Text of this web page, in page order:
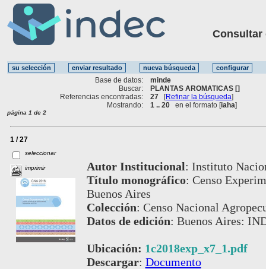
Consultar
Base de datos:
minde
Buscar:
PLANTAS AROMATICAS []
Referencias encontradas:
27 [Refinar la búsqueda]
Mostrando:
1 .. 20 en el formato [iaha]
página 1 de 2
1 / 27
seleccionar
imprimir Autor Institucional: Instituto
Título monográfico: Censo
Buenos Aires
Colección: Censo Nacional
Datos de edición: Buenos Aires:
Ubicación: 1c2018exp_x7_1.pdf
Descargar: Documento